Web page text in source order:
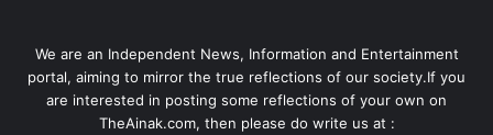
We are an Independent News, Information and Entertainment
portal, aiming to mirror the true reflections of our society.If you
are interested in posting some reflections of your own on
TheAinak.com, then please do write us at :